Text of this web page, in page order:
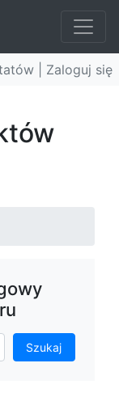
| Zaloguj się
Szukaj